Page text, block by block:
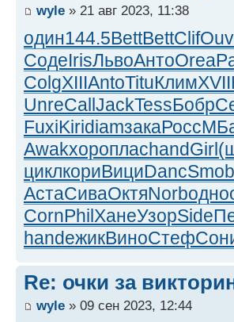
wyle » 21 авг 2023, 11:38
один144.5BettBettClif
СодеIrisЛьвоАнтоOrea
ColgXIIIAntoTituКлимXVII
UnreCallJackTessБобр
FuxiKiridiamзакаРосс
AwakхоропласhandGirl
циклкориВициDancSmob
АстаСиваОктяNorbодно
CornPhilХанеУзорSide
handежикВиноСтеф
Re: очки за
wyle » 09 сен 2023, 12:44